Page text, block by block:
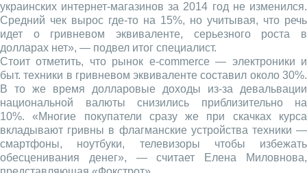
украинских интернет-магазинов за 2014 год не изменился.
Средний чек вырос где-то на 15%, но учитывая, что речь
идет о гривневом эквиваленте, серьезного роста в
долларах нет», — подвел итог специалист.
Стоит отметить, что рынок e-commerce — электроники и
быт. техники в гривневом эквиваленте составил около 30%.
В то же время долларовые доходы из-за девальвации
национальной валюты снизились приблизительно на
10%. «Многие покупатели сразу же при скачках курса
вкладывают гривны в флагманские устройства техники —
смартфоны, ноутбуки, телевизоры чтобы избежать
обесценивания денег», — считает Елена Миловнова,